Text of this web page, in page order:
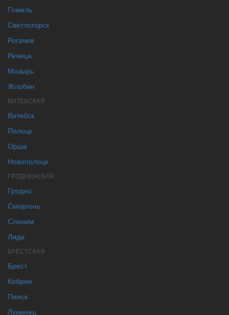
Гомель
Светлогорск
Рогачев
Речица
Мозырь
Жлобин
ВИТЕБСКАЯ
Витебск
Полоцк
Орша
Новополоцк
ГРОДНЕНСКАЯ
Гродно
Сморгонь
Слоним
Лида
БРЕСТСКАЯ
Брест
Кобрин
Пинск
Лунинец